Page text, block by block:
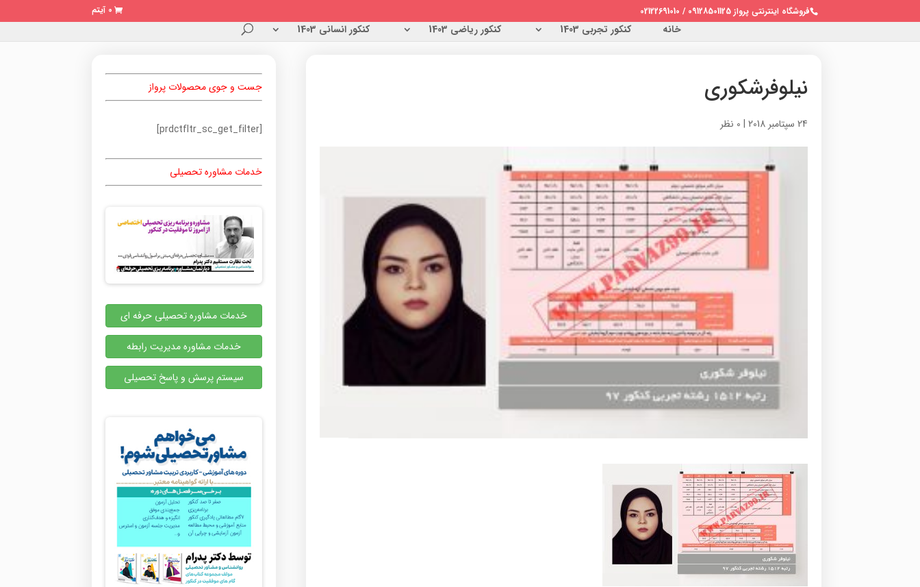
فروشگاه اینترنتی پرواز 09128501125 / 02122691010 0 آیتم
خانه کنکور تجربی 1403 کنکور ریاضی 1403 کنکور انسانی 1403
نیلوفرشکوری
24 سپتامبر 2018 | 0 نظر
جست و جوی محصولات پرواز
[prdctfltr_sc_get_filter]
خدمات مشاوره تحصیلی
خدمات مشاوره تحصیلی حرفه ای
خدمات مشاوره مدیریت رابطه
سیستم پرسش و پاسخ تحصیلی